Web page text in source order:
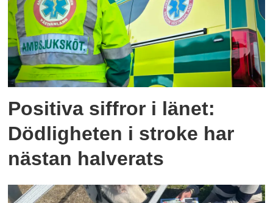
Positiva siffror i länet:
Dödligheten i stroke har
nästan halverats